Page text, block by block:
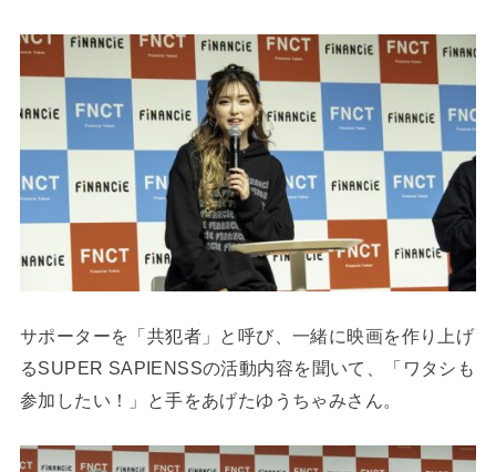
サポーターを「共犯者」と呼び、一緒に映画を作り上げ
るSUPER SAPIENSSの活動内容を聞いて、「ワタシも
参加したい！」と手をあげたゆうちゃみさん。